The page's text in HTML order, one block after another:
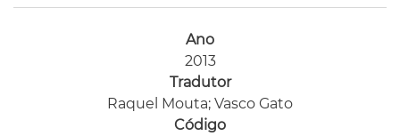
Ano
2013
Tradutor
Raquel Mouta; Vasco Gato
Código